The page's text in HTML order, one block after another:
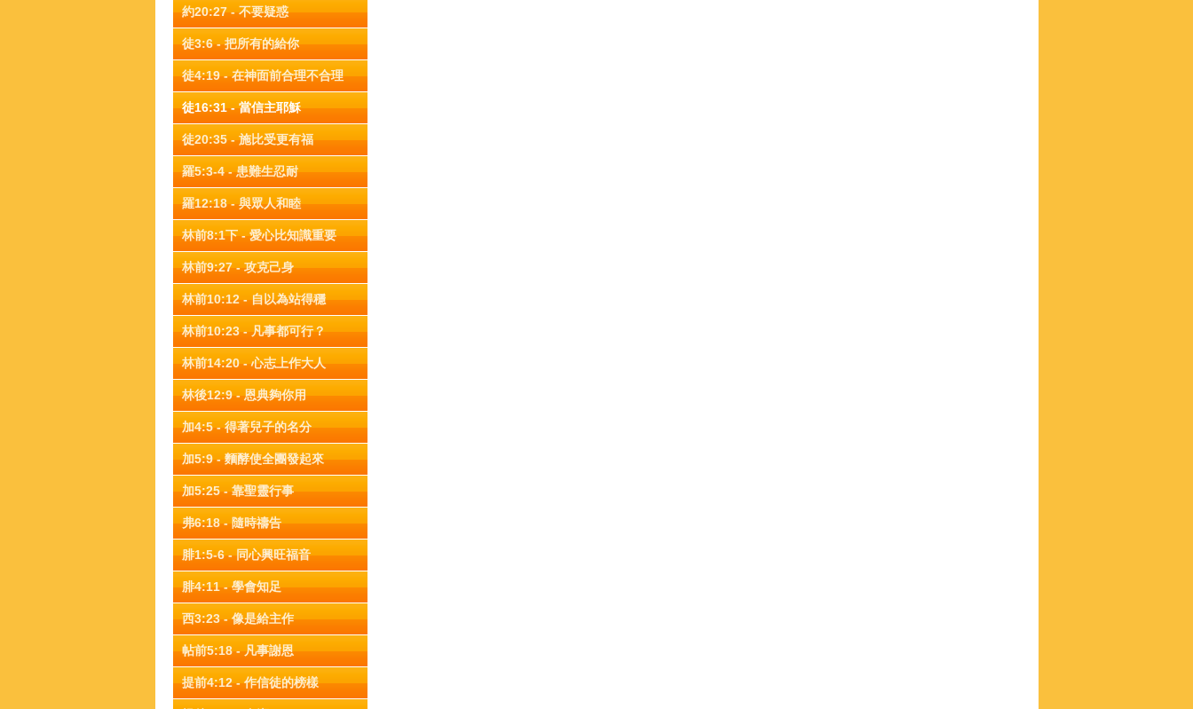
約20:27 - 不要疑惑
徒3:6 - 把所有的給你
徒4:19 - 在神面前合理不合理
徒16:31 - 當信主耶穌
徒20:35 - 施比受更有福
羅5:3-4 - 患難生忍耐
羅12:18 - 與眾人和睦
林前8:1下 - 愛心比知識重要
林前9:27 - 攻克己身
林前10:12 - 自以為站得穩
林前10:23 - 凡事都可行？
林前14:20 - 心志上作大人
林後12:9 - 恩典夠你用
加4:5 - 得著兒子的名分
加5:9 - 麵酵使全團發起來
加5:25 - 靠聖靈行事
弗6:18 - 隨時禱告
腓1:5-6 - 同心興旺福音
腓4:11 - 學會知足
西3:23 - 像是給主作
帖前5:18 - 凡事謝恩
提前4:12 - 作信徒的榜樣